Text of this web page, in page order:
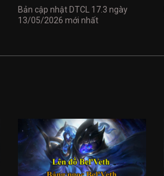
Bản cập nhật DTCL 17.3 ngày
13/05/2026 mới nhất